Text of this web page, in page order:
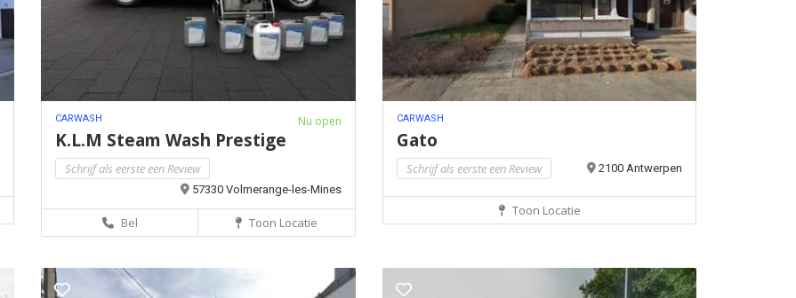
CARWASH Nu open
K.L.M Steam Wash Prestige
Schrijf als eerste een Review
57330 Volmerange-les-Mines
Bel Toon Locatie
CARWASH
Gato
Schrijf als eerste een Review 2100 Antwerpen
Toon Locatie